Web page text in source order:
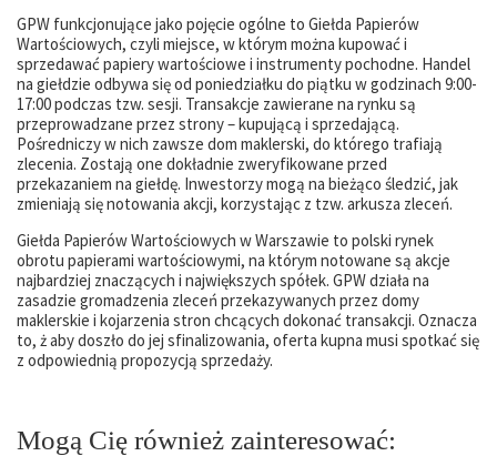
GPW funkcjonujące jako pojęcie ogólne to Giełda Papierów
Wartościowych, czyli miejsce, w którym można kupować i
sprzedawać papiery wartościowe i instrumenty pochodne. Handel
na giełdzie odbywa się od poniedziałku do piątku w godzinach 9:00-
17:00 podczas tzw. sesji. Transakcje zawierane na rynku są
przeprowadzane przez strony – kupującą i sprzedającą.
Pośredniczy w nich zawsze dom maklerski, do którego trafiają
zlecenia. Zostają one dokładnie zweryfikowane przed
przekazaniem na giełdę. Inwestorzy mogą na bieżąco śledzić, jak
zmieniają się notowania akcji, korzystając z tzw. arkusza zleceń.
Giełda Papierów Wartościowych w Warszawie to polski rynek
obrotu papierami wartościowymi, na którym notowane są akcje
najbardziej znaczących i największych spółek. GPW działa na
zasadzie gromadzenia zleceń przekazywanych przez domy
maklerskie i kojarzenia stron chcących dokonać transakcji. Oznacza
to, ż aby doszło do jej sfinalizowania, oferta kupna musi spotkać się
z odpowiednią propozycją sprzedaży.
Mogą Cię również zainteresować: